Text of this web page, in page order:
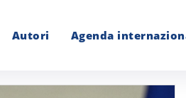
Autori Agenda